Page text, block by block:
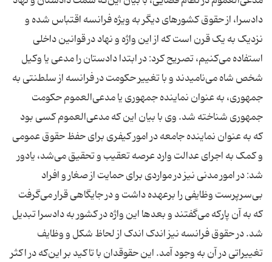
دادسرا، از حقوق کشورهای دیگر به ویژه فرانسه اقتباس شده و
نزدیک به یک قرن است که از این واژه و نهاد در قوانین داخلی
استفاده می‌کنیم، تصریح کرد: در ابتدا دادستان را مدعی یا وکیل
شخص شاه می‌نامیدند و با تغییر حکومت در فرانسه از سلطنتی به
جمهوری، به عنوان نماینده‌ جمهوری یا مدعی‌العموم حکومت
جمهوری شناخته شد. وی با بیان این که مدعی‌العموم کسی بود
که به عنوان نماینده‌ جامعه در امور کیفری برای حفظ حقوق عمومی
و کمک به اجرای عدالت وارد عرصه‌ تعقیب و تحقیق می‌شد، یادور
شد: در امور مدنی نیز در مواردی برای حمایت از صغار و افراد
بی‌سرپرست وظایفی را برعهده داشت و در جایگاهی قرار می‌گرفت
که به آن پارکه می‌گفتند و بعدها این واژه در کشور به دادسرا تبدیل
شد. در حقوق فرانسه نیز اندک اندک از لحاظ شکل و وظایف
تغییراتی در آن به وجود آمد. این حقوقدان با تاکید بر این‌که در اکثر